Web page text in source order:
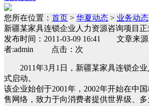
您所在位置： 首页 > 华夏动态 > 业务动态
新疆某家具连锁企业人力资源咨询项目正
发布时间：2011-03-09 16:41 文章
者:admin 点击：次
2011年3月1日，新疆某家具连锁企业
式启动。
该企业始创于2001年，2002年开始在中
售网络，致力于向消费者提供世界级、